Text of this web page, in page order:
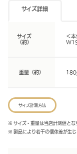
サイズ詳細
サイズ
（約）
＜本
重量（約）
サイズ計測方法
※ サイズ・重量は当店計測値とな
※ 製品により若干の個体差が生じ